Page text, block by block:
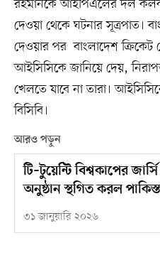
রহমানকে আইপিএলের দল
দেওয়া থেকে ঘটনার সূত্রপাত।
দেওয়ার পর বাংলাদেশ ক্রিকেট
আইসিসিকে জানিয়ে দেয়,
খেলতে যাবে না তারা।
বিসিবি।
আরও পড়ুন
টি–টুয়েন্টি বিশ্বকাপের
অনুষ্ঠান স্থগিত করল
৩১ জানুয়ারি ২০২৬